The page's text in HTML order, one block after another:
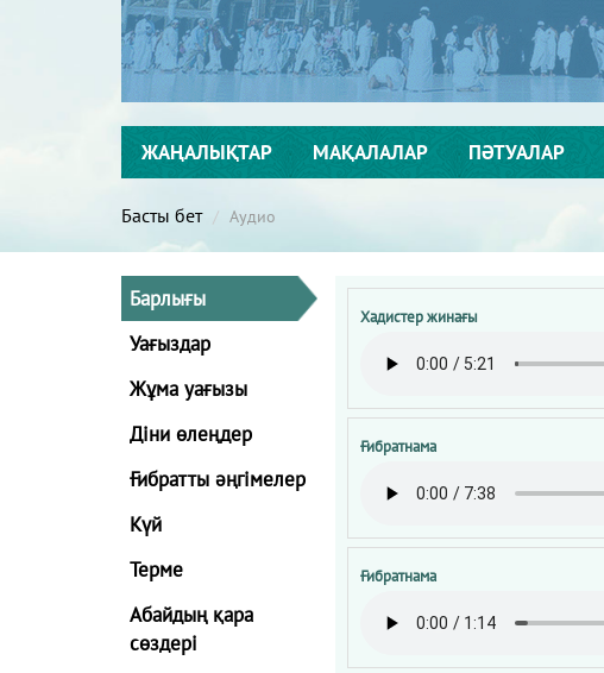
ЖАҢАЛЫҚТАР МАҚАЛАЛАР ПӘТУАЛАР
Басты бет Аудио
Барлығы
Уағыздар
Жұма уағызы
Діни өлеңдер
Ғибратты әңгімелер
Күй
Терме
Абайдың қара
сөздері
Хадистер жинағы
Ғибратнама
Ғибратнама